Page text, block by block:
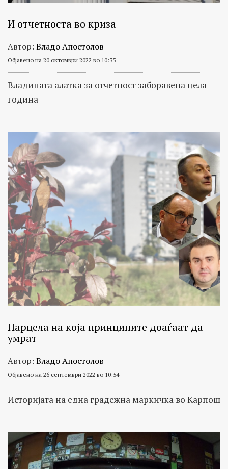
И отчетноста во криза
Автор: Владо Апостолов
Објавено на 20 октомври 2022 во 10:35
Владината алатка за отчетност заборавена цела
година
Парцела на која принципите доаѓаат да
умрат
Автор: Владо Апостолов
Објавено на 26 септември 2022 во 10:54
Историјата на една градежна маркичка во Карпош